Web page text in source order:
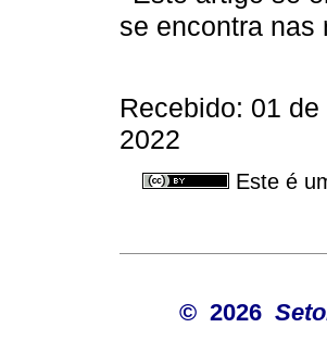
se encontra nas
Recebido: 01
2022
Este é
© 2026